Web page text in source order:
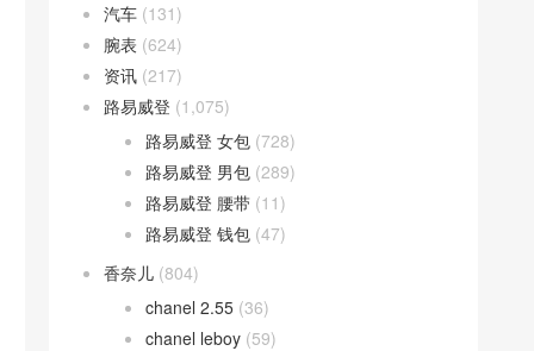
汽车 (131)
腕表 (624)
资讯 (217)
路易威登 (1,075)
路易威登 女包 (728)
路易威登 男包 (289)
路易威登 腰带 (11)
路易威登 钱包 (47)
香奈儿 (804)
chanel 2.55 (36)
chanel leboy (59)